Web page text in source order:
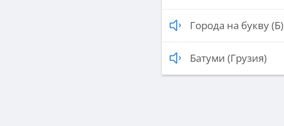
Города на букву (Б)
Батуми (Грузия)